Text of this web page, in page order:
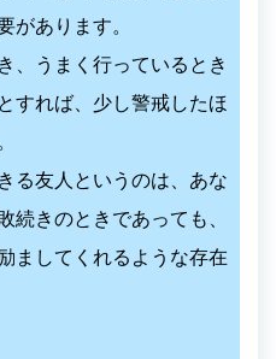
があります。
、うまく行っているとき
すれば、少し警戒したほ
る友人というのは、あな
続きのときであっても、
ましてくれるような存在